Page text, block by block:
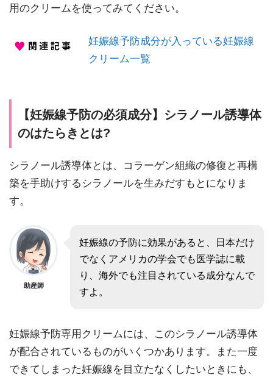
用のクリームを使ってみてください。
妊娠線予防成分が入っている妊娠線
クリーム一覧
【妊娠線予防の必須成分】シラノール誘導体
のはたらきとは?
シラノール誘導体とは、コラーゲン組織の修復と再構
築を手助けするシラノールを生みだすもとになりま
す。
助産師
妊娠線の予防に効果があると、日本だけ
でなくアメリカの学会でも医学誌に載
り、海外でも注目されている成分なんで
すよ。
妊娠線予防専用クリームには、このシラノール誘導体
が配合されているものがいくつかあります。また一度
できてしまった妊娠線を目立たなくしたいときにも、